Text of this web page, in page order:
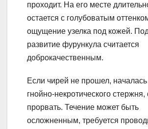
проходит. На его месте
остается с голубоватым
ощущение узелка под кожей.
развитие фурункула считается
доброкачественным.
Если чирей не прошел, началась
гнойно-некротического
прорвать. Течение может быть
осложненным, требуется